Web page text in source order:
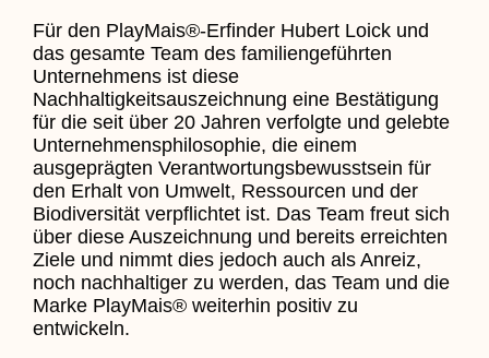
Für den PlayMais®-Erfinder Hubert Loick und
das gesamte Team des familiengeführten
Unternehmens ist diese
Nachhaltigkeitsauszeichnung eine Bestätigung
für die seit über 20 Jahren verfolgte und gelebte
Unternehmensphilosophie, die einem
ausgeprägten Verantwortungsbewusstsein für
den Erhalt von Umwelt, Ressourcen und der
Biodiversität verpflichtet ist. Das Team freut sich
über diese Auszeichnung und bereits erreichten
Ziele und nimmt dies jedoch auch als Anreiz,
noch nachhaltiger zu werden, das Team und die
Marke PlayMais® weiterhin positiv zu
entwickeln.